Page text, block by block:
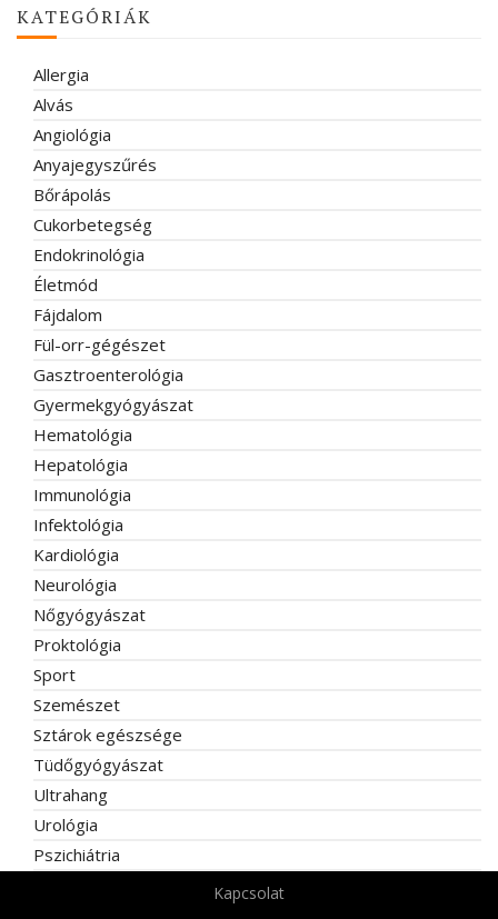
KATEGÓRIÁK
Allergia
Alvás
Angiológia
Anyajegyszűrés
Bőrápolás
Cukorbetegség
Endokrinológia
Életmód
Fájdalom
Fül-orr-gégészet
Gasztroenterológia
Gyermekgyógyászat
Hematológia
Hepatológia
Immunológia
Infektológia
Kardiológia
Neurológia
Nőgyógyászat
Proktológia
Sport
Szemészet
Sztárok egészsége
Tüdőgyógyászat
Ultrahang
Urológia
Pszichiátria
Kapcsolat